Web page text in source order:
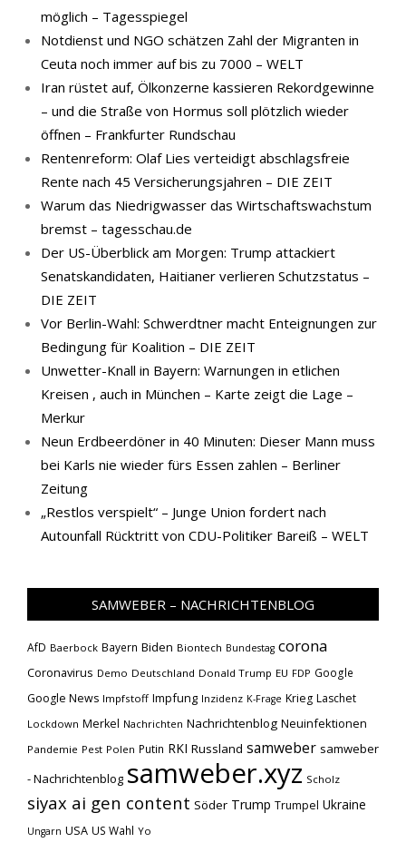
möglich – Tagesspiegel
Notdienst und NGO schätzen Zahl der Migranten in
Ceuta noch immer auf bis zu 7000 – WELT
Iran rüstet auf, Ölkonzerne kassieren Rekordgewinne
– und die Straße von Hormus soll plötzlich wieder
öffnen – Frankfurter Rundschau
Rentenreform: Olaf Lies verteidigt abschlagsfreie
Rente nach 45 Versicherungsjahren – DIE ZEIT
Warum das Niedrigwasser das Wirtschaftswachstum
bremst – tagesschau.de
Der US-Überblick am Morgen: Trump attackiert
Senatskandidaten, Haitianer verlieren Schutzstatus –
DIE ZEIT
Vor Berlin-Wahl: Schwerdtner macht Enteignungen zur
Bedingung für Koalition – DIE ZEIT
Unwetter-Knall in Bayern: Warnungen in etlichen
Kreisen , auch in München – Karte zeigt die Lage –
Merkur
Neun Erdbeerdöner in 40 Minuten: Dieser Mann muss
bei Karls nie wieder fürs Essen zahlen – Berliner
Zeitung
„Restlos verspielt“ – Junge Union fordert nach
Autounfall Rücktritt von CDU-Politiker Bareiß – WELT
SAMWEBER – NACHRICHTENBLOG
AfD Baerbock Bayern Biden Biontech Bundestag corona
Coronavirus Demo Deutschland Donald Trump EU FDP Google
Google News Impfstoff Impfung Inzidenz K-Frage Krieg Laschet
Lockdown Merkel Nachrichten Nachrichtenblog Neuinfektionen
Pandemie Pest Polen Putin RKI Russland samweber samweber
- Nachrichtenblog samweber.xyz Scholz
siyax ai gen content Söder Trump Trumpel Ukraine
Ungarn USA US Wahl Yo